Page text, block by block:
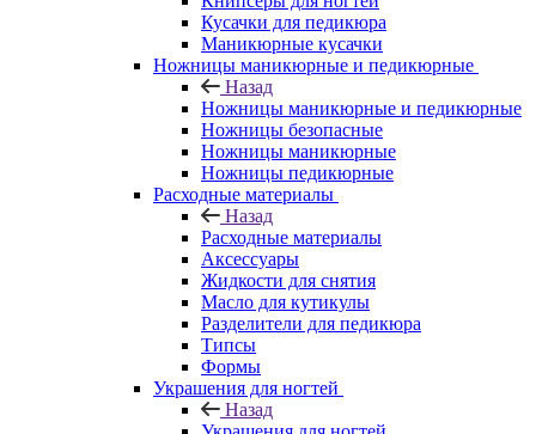
Кусачки для педикюра
Маникюрные кусачки
Ножницы маникюрные и педикюрные
Назад
Ножницы маникюрные и педикюрные
Ножницы безопасные
Ножницы маникюрные
Ножницы педикюрные
Расходные материалы
Назад
Расходные материалы
Аксессуары
Жидкости для снятия
Масло для кутикулы
Разделители для педикюра
Типсы
Формы
Украшения для ногтей
Назад